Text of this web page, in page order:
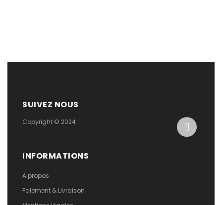
SUIVEZ NOUS
Copyright © 2024
INFORMATIONS
A propos
Paiement & Livraison